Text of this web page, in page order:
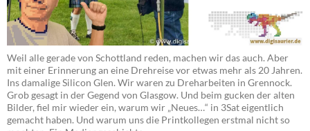
Weil alle gerade von Schottland reden, machen wir das auch. Aber
mit einer Erinnerung an eine Drehreise vor etwas mehr als 20 Jahren.
Ins damalige Silicon Glen. Wir waren zu Dreharbeiten in Grennock.
Grob gesagt in der Gegend von Glasgow. Und beim gucken der alten
Bilder, fiel mir wieder ein, warum wir „Neues…“ in 3Sat eigentlich
gemacht haben. Und warum uns die Printkollegen erstmal nicht so